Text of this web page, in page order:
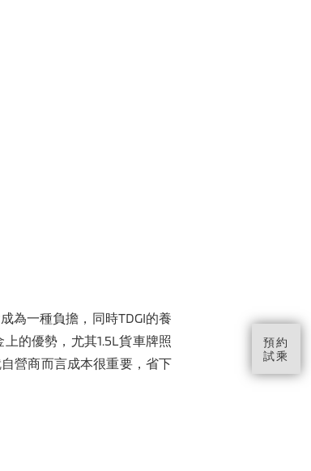
為一種負擔，同時TDGI的養
的優勢，尤其1.5L貨車牌照
營商而言成本很重要，省下
預約
試乘